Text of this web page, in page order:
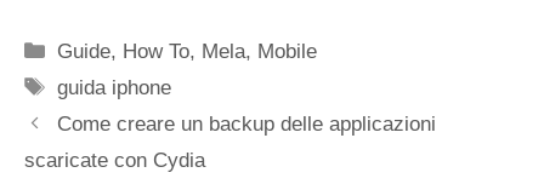
Categorie
Guide, How To, Mela, Mobile
Tag
guida iphone
Come creare un backup delle applicazioni
scaricate con Cydia